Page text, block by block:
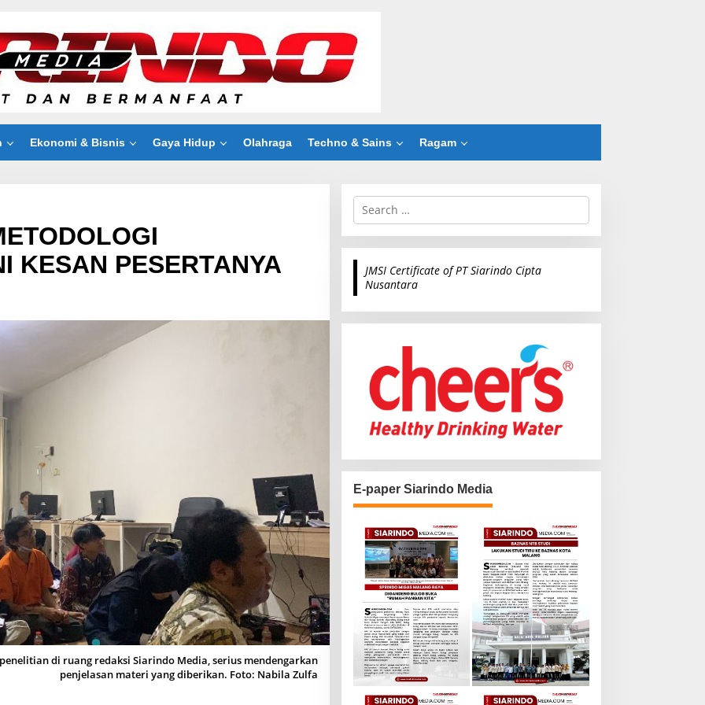
Ekonomi & Bisnis Gaya Hidup Olahraga Techno & Sains Ragam
KESAN PESERTANYA
di ruang redaksi Siarindo Media, serius mendengarkan
penjelasan materi yang diberikan. Foto: Nabila Zulfa
S
r
c
r
JMSI Certificate of PT Siarindo Cipta
Nusantara
E-paper Siarindo Media